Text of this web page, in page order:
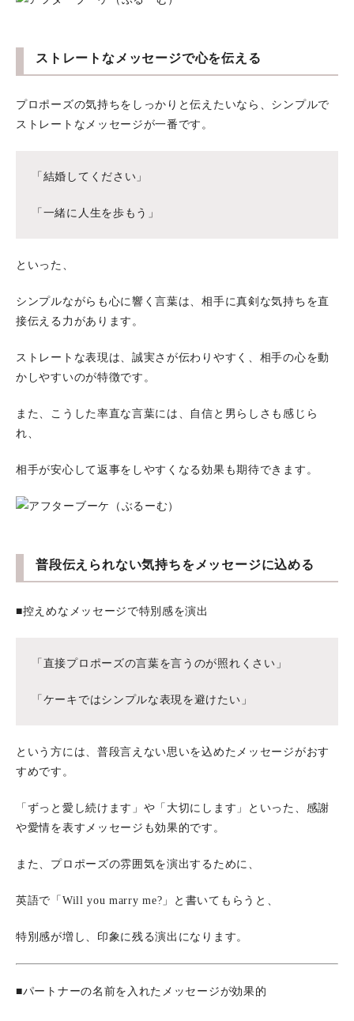
ストレートなメッセージで心を伝える
プロポーズの気持ちをしっかりと伝えたいなら、シンプルで
ストレートなメッセージが一番です。
「結婚してください」
「一緒に人生を歩もう」
といった、
シンプルながらも心に響く言葉は、相手に真剣な気持ちを直
接伝える力があります。
ストレートな表現は、誠実さが伝わりやすく、相手の心を動
かしやすいのが特徴です。
また、こうした率直な言葉には、自信と男らしさも感じら
れ、
相手が安心して返事をしやすくなる効果も期待できます。
普段伝えられない気持ちをメッセージに込める
■控えめなメッセージで特別感を演出
「直接プロポーズの言葉を言うのが照れくさい」
「ケーキではシンプルな表現を避けたい」
という方には、普段言えない思いを込めたメッセージがおす
すめです。
「ずっと愛し続けます」や「大切にします」といった、感謝
や愛情を表すメッセージも効果的です。
また、プロポーズの雰囲気を演出するために、
英語で「Will you marry me?」と書いてもらうと、
特別感が増し、印象に残る演出になります。
■パートナーの名前を入れたメッセージが効果的